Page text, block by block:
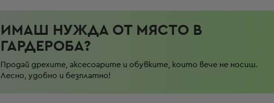
ИМАШ НУЖДА ОТ МЯСТО В
ГАРДЕРОБА?
Продай дрехите, аксесоарите и обувките, които вече не носиш.
Лесно, удобно и безплатно!